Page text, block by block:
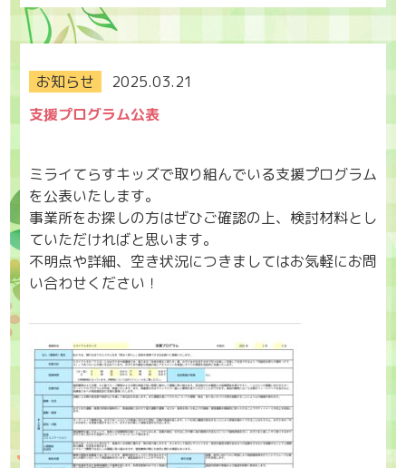
お知らせ
2025.03.21
支援プログラム公表
ミライてらすキッズで取り組んでいる支援プログラム
を公表いたします。
事業所をお探しの方はぜひご確認の上、検討材料とし
ていただければと思います。
不明点や詳細、空き状況につきましてはお気軽にお問
い合わせください！